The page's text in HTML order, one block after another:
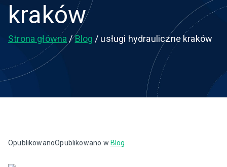
kraków
Strona główna Blog usługi hydrauliczne kraków
OpublikowanoOpublikowano w Blog